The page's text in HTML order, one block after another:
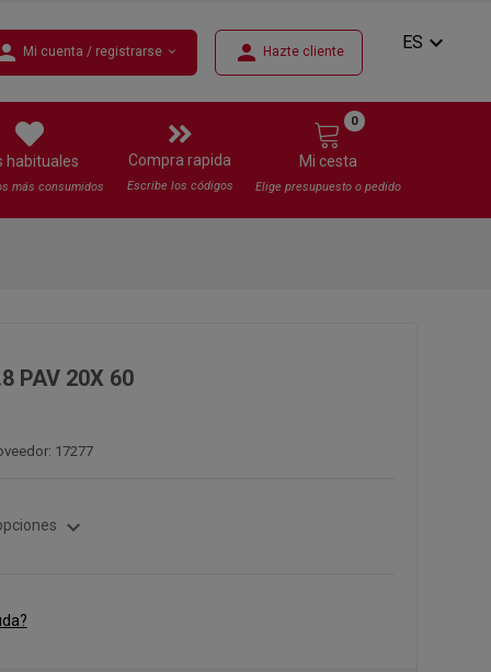
Mi cuenta / registrarse expand_more person Hazte cliente ES expand_more
habituales
más consumidos
Compra rapida
Escribe los códigos
Mi cesta
0
Elige presupuesto o pedido
PAV 20X 60
17277
expand_more